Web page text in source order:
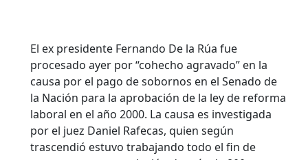
El ex presidente Fernando De la Rúa fue
procesado ayer por “cohecho agravado” en la
causa por el pago de sobornos en el Senado de
la Nación para la aprobación de la ley de reforma
laboral en el año 2000. La causa es investigada
por el juez Daniel Rafecas, quien según
trascendió estuvo trabajando todo el fin de